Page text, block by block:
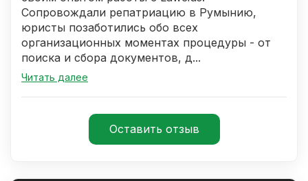
Сопровождали репатриацию в Румынию,
юристы позаботились обо всех
организационных моментах процедуры - от
поиска и сбора документов, д...
Читать далее
Оставить отзыв